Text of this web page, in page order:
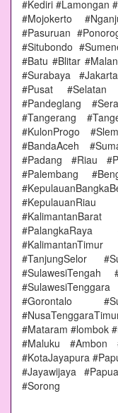
#Kediri #Lamongan
#Mojokerto
#Pasuruan
#Situbondo
#Batu #Blitar
#Surabaya
#Pusat
#Pandeglang
#Tangerang
#KulonProgo
#BandaAceh
#Padang #Riau
#Palembang
#PalangkaRaya
#TanjungSelor
#SulawesiTengah
#Gorontalo
#Mataram #lombok
#Maluku #Ambon
#KotaJayapura
#Jayawijaya
#Sorong